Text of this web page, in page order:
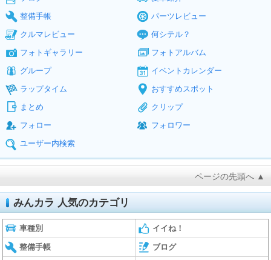
整備手帳
パーツレビュー
クルマレビュー
何シテル？
フォトギャラリー
フォトアルバム
グループ
イベントカレンダー
ラップタイム
おすすめスポット
まとめ
クリップ
フォロー
フォロワー
ユーザー内検索
ページの先頭へ ▲
みんカラ 人気のカテゴリ
車種別 イイね！
整備手帳 ブログ